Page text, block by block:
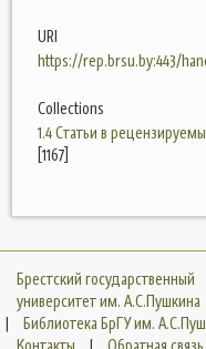
URI
https://rep.brsu.by:443/
Collections
1.4 Статьи в
[1167]
Брестский государственный
университет им. А.С.Пушкина
|
Библиотека БрГУ им.